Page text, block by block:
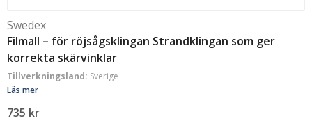
Swedex
Filmall – för röjsågsklingan Strandklingan som ger
korrekta skärvinklar
Tillverkningsland: Sverige
Läs mer
735 kr